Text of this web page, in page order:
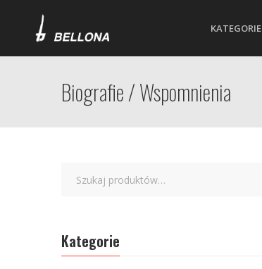
KATEGORIE
Biografie / Wspomnienia
Kategorie